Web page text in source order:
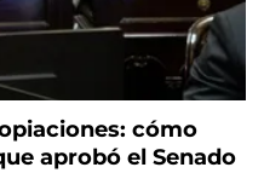
cómo
aprobó el Senado